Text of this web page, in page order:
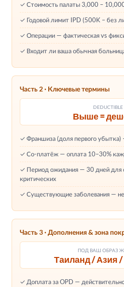
✓ Стоимость палаты 3,000 –
✓ Годовой лимит IPD (500K – без
✓ Операции — фактическая vs
✓ Входит ли ваша обычная
Часть 2 · Ключевые термины
DEDUCTIBLE
Выше =
✓ Франшиза (доля первого
✓ Со-платёж — оплата 10–30%
✓ Период ожидания — 30 дней для
критических
✓ Существующие заболевания —
Часть 3 · Дополнения & зона
ПОД ВАШ ОБРАЗ
Таиланд / Азия
✓ Доплата за OPD —